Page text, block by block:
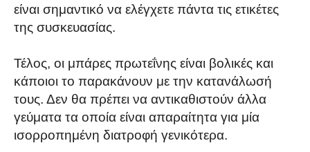
είναι σημαντικό να ελέγχετε πάντα τις ετικέτες
της συσκευασίας.
Τέλος, οι μπάρες πρωτεΐνης είναι βολικές και
κάποιοι το παρακάνουν με την κατανάλωσή
τους. Δεν θα πρέπει να αντικαθιστούν άλλα
γεύματα τα οποία είναι απαραίτητα για μία
ισορροπημένη διατροφή γενικότερα.